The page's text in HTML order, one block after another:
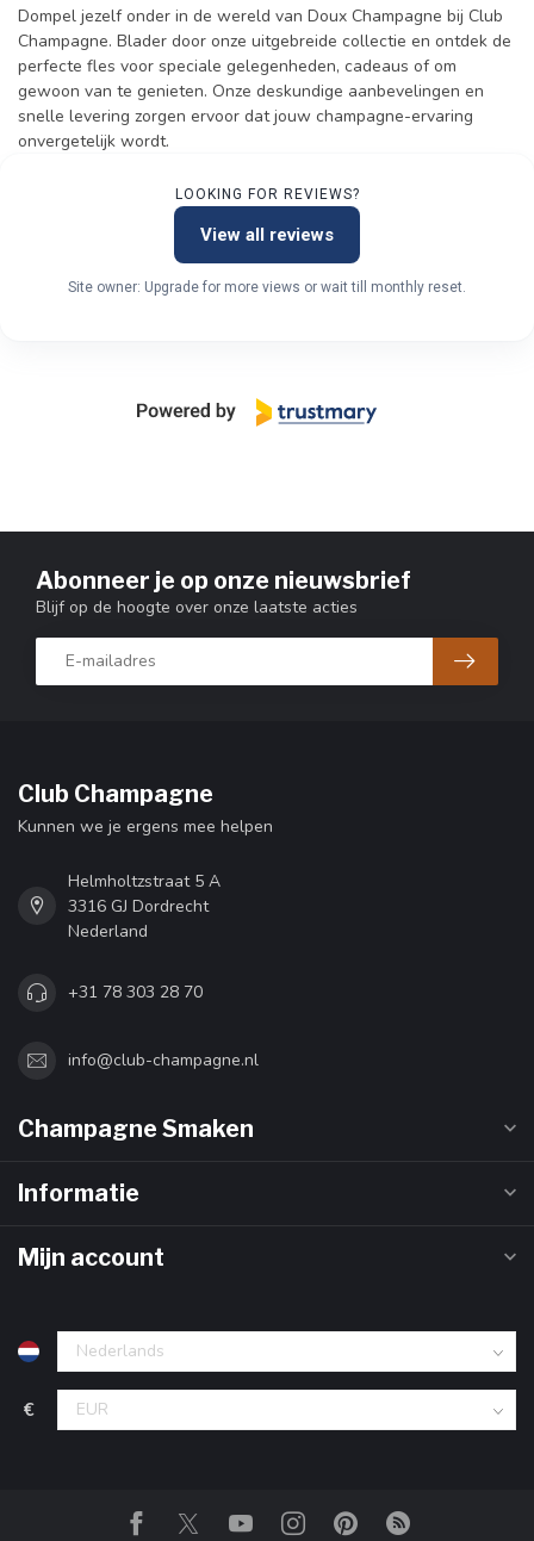
Dompel jezelf onder in de wereld van Doux Champagne bij Club
Champagne. Blader door onze uitgebreide collectie en ontdek de
perfecte fles voor speciale gelegenheden, cadeaus of om
gewoon van te genieten. Onze deskundige aanbevelingen en
snelle levering zorgen ervoor dat jouw champagne-ervaring
onvergetelijk wordt.
LOOKING FOR REVIEWS?
View all reviews
Site owner: Upgrade for more views or wait till monthly reset.
Abonneer je op onze nieuwsbrief
Blijf op de hoogte over onze laatste acties
Club Champagne
Kunnen we je ergens mee helpen
Helmholtzstraat 5 A
3316 GJ Dordrecht
Nederland
+31 78 303 28 70
info@club-champagne.nl
Champagne Smaken
Informatie
Mijn account
€